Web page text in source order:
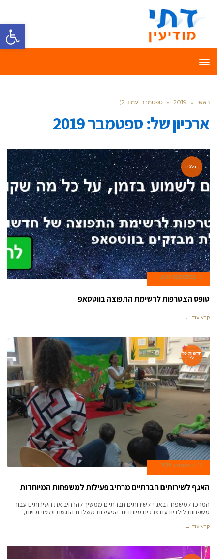
פתח
תפריט
ראשי »
2019
» ספטמבר (עמוד 2)
ארכיון של:ספטמבר 2019
כללי
16 בספטמבר 2019
טופס הצטרפות לרשימת התפוצה בווטסאפ
קרא עוד ←
חדשות כל
לי
16 בספטמבר 2019
האגף לשירותים חברתיים מרחיב פעילות למשפחות המיוחדות
המרכז למשפחה באגף לשירותים חברתיים ממשיך להרחיב את השירותים עבור
משפחות לילדים עם צרכים מיוחדים. הפעילות משלבת הנגשת ומיצוי זכויות,
קרא עוד ←